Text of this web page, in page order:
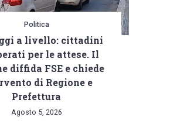
Politica
a livello: cittadini
per le attese. Il
diffida FSE e chiede
di Regione e
Prefettura
Agosto 5, 2026